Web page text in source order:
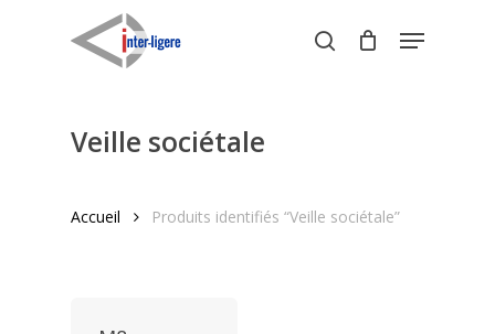
search
Menu
Veille sociétale
Accueil Produits identifiés “Veille sociétale”